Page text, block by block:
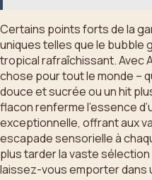
Certains points forts de la
uniques telles que le bubble
tropical rafraîchissant. Avec
chose pour tout le monde –
douce et sucrée ou un hit
flacon renferme l’essence
exceptionnelle, offrant aux
escapade sensorielle à
plus tarder la vaste
laissez-vous emporter dans